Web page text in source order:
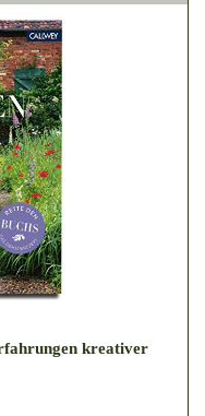
kreativer